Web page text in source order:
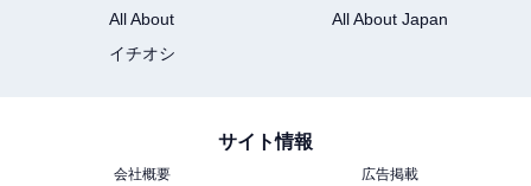
All About
All About Japan
イチオシ
サイト情報
会社概要
広告掲載